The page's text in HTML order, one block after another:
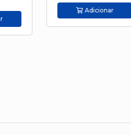
Adicionar